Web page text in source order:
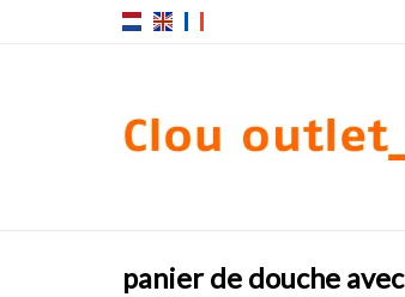
panier de douche